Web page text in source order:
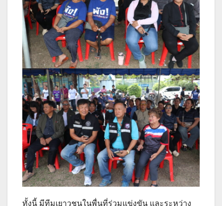
ทั้งนี้ มีทีมเยาวชนในพื่นที่ร่วมแข่งขัน และระหว่าง